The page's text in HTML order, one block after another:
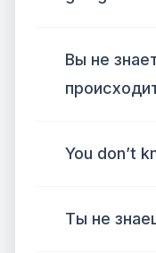
Вы не
You don’t
Ты не